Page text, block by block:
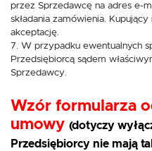
przez Sprzedawcę na adres e-
składania zamówienia.
akceptację.
7. W przypadku ewentualnych
Przedsiębiorcą sądem
Sprzedawcy.
Wzór formularza
umowy (dotyczy
Przedsiębiorcy nie mają